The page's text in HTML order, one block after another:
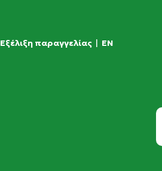
Εξέλιξη παραγγελίας | EN